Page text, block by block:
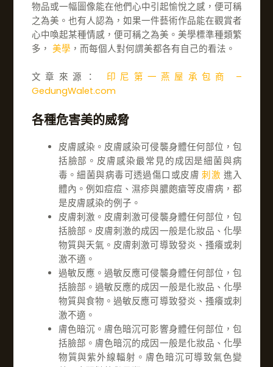
物品或一幅圖像能在他們心中引起愉悅之感，便可稱
之為美。也有人認為，如果一件藝術作品能在觀賞者
心中喚起某種情感，便可稱之為美。美學標準種類繁
多， 美學 ，而每個人對何謂美都各有自己的看法。
文章來源： 印尼第一燕屋承包商 –
GedungWalet.com
各種危害美的威脅
皮膚感染。皮膚感染可侵襲身體任何部位，包
括臉部。皮膚感染最常見的成因是細菌與病
毒。細菌與病毒可透過傷口或皮膚刺激 進入
體內。例如痘痘、濕疹與膿皰瘡等皮膚病，都
是皮膚感染的例子。
皮膚刺激。皮膚刺激可侵襲身體任何部位，包
括臉部。皮膚刺激的成因一般是化妝品、化學
物質與天氣。皮膚刺激可導致發炎、搔癢或刺
激不適。
過敏反應。過敏反應可侵襲身體任何部位，包
括臉部。過敏反應的成因一般是化妝品、化學
物質與食物。過敏反應可導致發炎、搔癢或刺
激不適。
膚色暗沉。膚色暗沉可影響身體任何部位，包
括臉部。膚色暗沉的成因一般是化妝品、化學
物質與紫外線輻射。膚色暗沉可導致氣色變